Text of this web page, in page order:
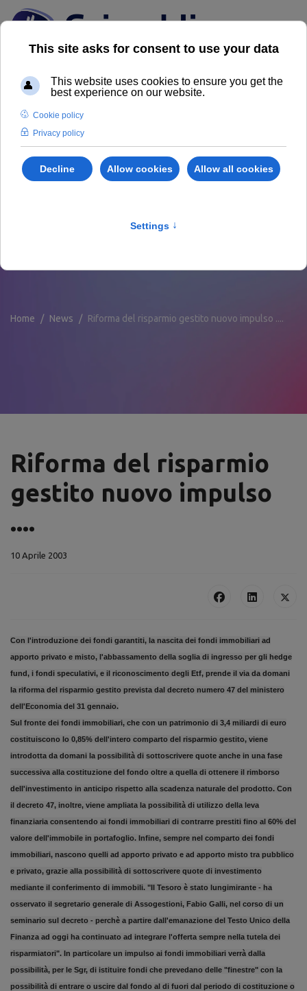
News dal Mercato
Immobiliare
Home News Riforma del risparmio gestito nuovo impulso ....
Riforma del risparmio
gestito nuovo impulso
....
10 Aprile 2003
Con l'introduzione dei fondi garantiti, la nascita dei fondi immobiliari ad
apporto privato e misto, l'abbassamento della soglia di ingresso per gli hedge
fund, i fondi speculativi, e il riconoscimento degli Etf, prende il via da domani
la riforma del risparmio gestito prevista dal decreto numero 47 del ministero
dell'Economia del 31 gennaio.
Sul fronte dei fondi immobiliari, che con un patrimonio di 3,4 miliardi di euro
costituiscono lo 0,85% dell'intero comparto del risparmio gestito, viene
introdotta da domani la possibilità di sottoscrivere quote anche in una fase
successiva alla costituzione del fondo oltre a quella di ottenere il rimborso
dell'investimento in anticipo rispetto alla scadenza naturale del prodotto. Con
il decreto 47, inoltre, viene ampliata la possibilità di utilizzo della leva
finanziaria consentendo ai fondi immobiliari di contrarre prestiti fino al 60% del
valore dell'immobile in portafoglio. Infine, sempre nel comparto dei fondi
immobiliari, nascono quelli ad apporto privato e ad apporto misto tra pubblico
e privato, grazie alla possibilità di sottoscrivere quote di investimento
mediante il conferimento di immobili. "Il Tesoro è stato lungimirante - ha
osservato il segretario generale di Assogestioni, Fabio Galli, nel corso di un
seminario sul decreto - perchè a partire dall'emanazione del Testo Unico della
Finanza ad oggi ha continuato ad integrare l'offerta sempre nella tutela dei
risparmiatori". In particolare un impulso ai fondi immobiliari verrà dalla
possibilità, per le Sgr, di istituire fondi che prevedano delle "finestre" con la
possibilità di entrare o uscire dal fondo al di fuori dal periodo di costituzione o